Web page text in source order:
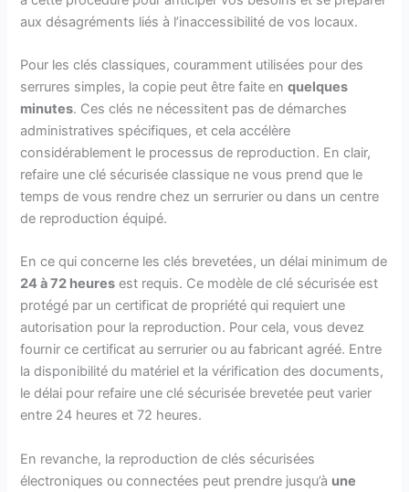
aux désagréments liés à l’inaccessibilité de vos locaux.
Pour les clés classiques, couramment utilisées pour des
serrures simples, la copie peut être faite enquelques
minutes. Ces clés ne nécessitent pas de démarches
administratives spécifiques, et cela accélère
considérablement le processus de reproduction. En clair,
refaire une clé sécurisée classique ne vous prend que le
temps de vous rendre chez un serrurier ou dans un centre
de reproduction équipé.
En ce qui concerne les clés brevetées, un délai minimum de
24 à 72 heures est requis. Ce modèle de clé sécurisée est
protégé par un certificat de propriété qui requiert une
autorisation pour la reproduction. Pour cela, vous devez
fournir ce certificat au serrurier ou au fabricant agréé. Entre
la disponibilité du matériel et la vérification des documents,
le délai pour refaire une clé sécurisée brevetée peut varier
entre 24 heures et 72 heures.
En revanche, la reproduction de clés sécurisées
électroniques ou connectées peut prendre jusqu’à une